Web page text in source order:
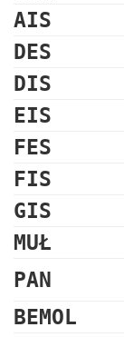
AIS
DES
DIS
EIS
FES
FIS
GIS
MUŁ
PAN
BEMOL